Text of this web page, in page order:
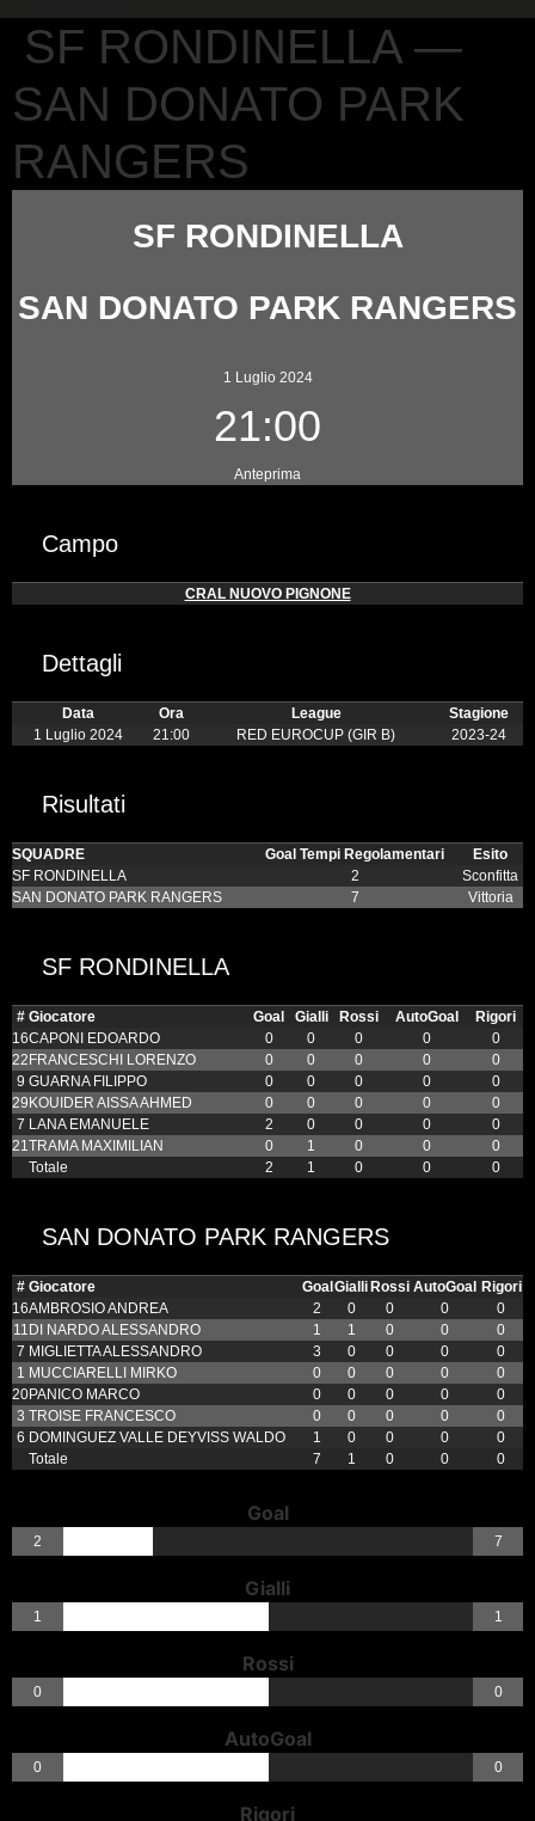
SF RONDINELLA —
SAN DONATO PARK
RANGERS
SF RONDINELLA
SAN DONATO PARK RANGERS
1 Luglio 2024
21:00
Anteprima
Campo
CRAL NUOVO PIGNONE
Dettagli
Data Ora League
Stagione
1 Luglio 2024
21:00 RED EUROCUP (GIR B) 2023-24
Risultati
SQUADRE Goal Tempi Regolamentari
Esito
SF RONDINELLA
2
Sconfitta
SAN DONATO PARK RANGERS
7 Vittoria
SF RONDINELLA
# Giocatore Goal Gialli Rossi AutoGoal
Rigori
16CAPONI EDOARDO 0 0 0 0
0
22 FRANCESCHI LORENZO 0 0 0 0
0
9 GUARNA FILIPPO 0 0 0 0
0
29 KOUIDER AISSA AHMED 0 0 0 0
0
7 LANA EMANUELE 2 0 0 0
0
21TRAMA MAXIMILIAN 0 1 0 0
0
Totale
2 1 0 0 0
SAN DONATO PARK RANGERS
# Giocatore Goal Gialli Rossi AutoGoal
Rigori
16AMBROSIO ANDREA 2 0 0 0
0
11 DI NARDO ALESSANDRO 1 1 0 0
0
7 MIGLIETTA ALESSANDRO 3 0 0 0
0
1 MUCCIARELLI MIRKO 0 0 0 0
0
20PANICO MARCO 0 0 0 0
0
3 TROISE FRANCESCO 0 0 0 0
0
6 DOMINGUEZ VALLE DEYVISS WALDO 1 0 0 0
0
Totale
7 1 0 0 0
Goal
2 7
Gialli
1 1
Rossi
0 0
AutoGoal
0 0
Rigori